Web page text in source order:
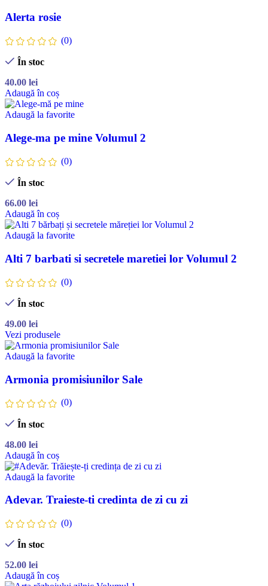
Alerta rosie
(0)
În stoc
40.00 lei
Adaugă în coș
Adaugă la favorite
Alege-ma pe mine Volumul 2
(0)
În stoc
66.00 lei
Adaugă în coș
Adaugă la favorite
Alti 7 barbati si secretele maretiei lor Volumul 2
(0)
În stoc
49.00 lei
Vezi produsele
Adaugă la favorite
Armonia promisiunilor Sale
(0)
În stoc
48.00 lei
Adaugă în coș
Adaugă la favorite
Adevar. Traieste-ti credinta de zi cu zi
(0)
În stoc
52.00 lei
Adaugă în coș